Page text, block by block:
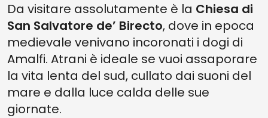
Da visitare assolutamente è la Chiesa di
San Salvatore de’ Birecto, dove in epoca
medievale venivano incoronati i dogi di
Amalfi. Atrani è ideale se vuoi assaporare
la vita lenta del sud, cullato dai suoni del
mare e dalla luce calda delle sue
giornate.